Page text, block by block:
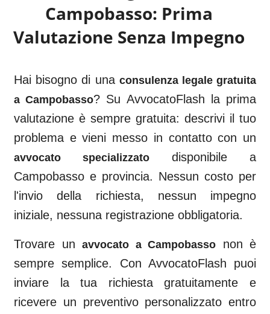
Campobasso: Prima
Valutazione Senza Impegno
Hai bisogno di una consulenza legale gratuita
aCampobasso? Su AvvocatoFlash la prima
valutazione è sempre gratuita: descrivi il tuo
problema e vieni messo in contatto con un
avvocato specializzato
disponibile a
Campobasso e provincia. Nessun costo per
l'invio della richiesta, nessun impegno
iniziale, nessuna registrazione obbligatoria.
Trovare un avvocato a Campobasso non è
sempre semplice. Con AvvocatoFlash puoi
inviare la tua richiesta gratuitamente e
ricevere un preventivo personalizzato entro